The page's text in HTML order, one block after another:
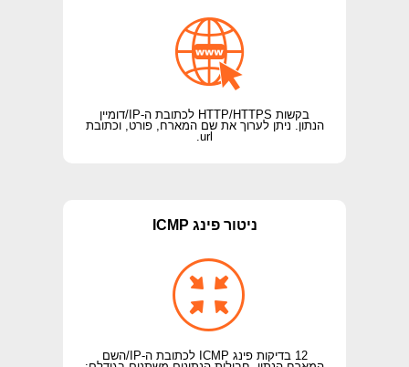
בקשות HTTP/HTTPS לכתובת ה-IP/דומיין
הנתון. ניתן לערוך את שם המארח, פורט, וכתובת
url.
ניטור פינג ICMP
12 בדיקות פינג ICMP לכתובת ה-IP/השם